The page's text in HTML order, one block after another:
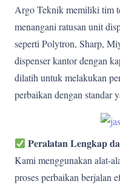
Argo Teknik memiliki tim
menangani ratusan unit
seperti Polytron, Sharp,
dispenser kantor dengan
dilatih untuk melakukan
perbaikan dengan standar
Peralatan Lengkap
Kami menggunakan alat-
proses perbaikan berjalan